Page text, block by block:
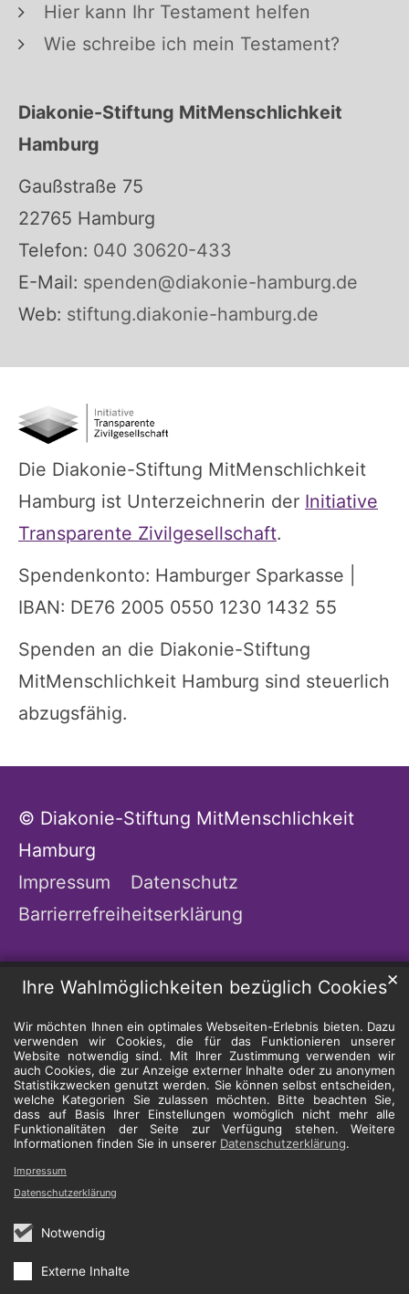
Ihre Wahlmöglichkeiten bezüglich Cookies
Wir möchten Ihnen ein optimales Webseiten-Erlebnis bieten. Dazu
verwenden wir Cookies, die für das Funktionieren unserer
Website notwendig sind. Mit Ihrer Zustimmung verwenden wir
auch Cookies, die zur Anzeige externer Inhalte oder zu anonymen
Statistikzwecken genutzt werden. Sie können selbst entscheiden,
welche Kategorien Sie zulassen möchten. Bitte beachten Sie,
dass auf Basis Ihrer Einstellungen womöglich nicht mehr alle
Funktionalitäten der Seite zur Verfügung stehen. Weitere
Informationen finden Sie in unserer Datenschutzerklärung.
Notwendig
Externe Inhalte
✕
Impressum
Datenschutzerklärung
Hier kann Ihr Testament helfen
Wie schreibe ich mein Testament?
Diakonie-Stiftung MitMenschlichkeit
Hamburg
Gaußstraße 75
22765 Hamburg
Telefon: 040 30620-433
E-Mail: spenden@diakonie-hamburg.de
Web: stiftung.diakonie-hamburg.de
Die Diakonie-Stiftung MitMenschlichkeit
Hamburg ist Unterzeichnerin der Initiative
Transparente Zivilgesellschaft.
Spendenkonto: Hamburger Sparkasse |
IBAN: DE76 2005 0550 1230 1432 55
Spenden an die Diakonie-Stiftung
MitMenschlichkeit Hamburg sind steuerlich
abzugsfähig.
© Diakonie-Stiftung MitMenschlichkeit
Hamburg
Impressum
Datenschutz
Barrierrefreiheitserklärung